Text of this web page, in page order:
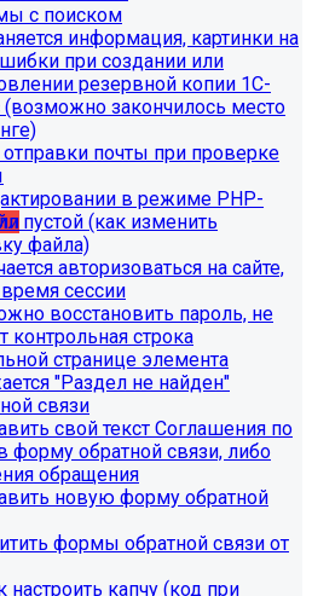
и модулями
курсы"
ссылок на
с поиском
информация, картинки на
при создании или
резервной копии 1С-
(возможно закончилось место
почты при проверке
в режиме PHP-
пустой (как изменить
файла)
авторизоваться на сайте,
сессии
восстановить пароль, не
контрольная строка
странице элемента
"Раздел не найден"
связи
свой текст Соглашения по
форму обратной связи, либо
обращения
новую форму обратной
формы обратной связи от
настроить капчу (код при